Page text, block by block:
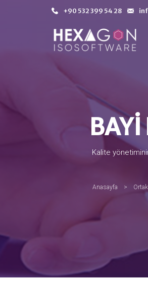
+90 532 399 54 28
BAYİ
Kalite
Anasayfa >